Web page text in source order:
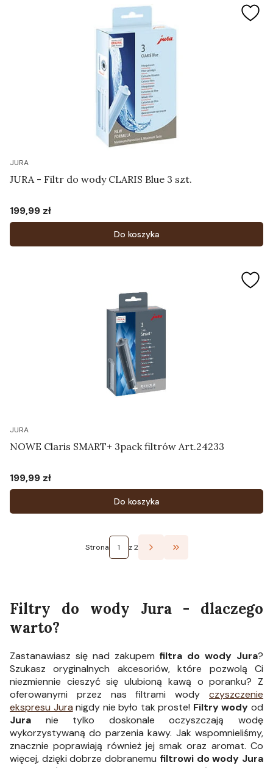
JURA
JURA - Filtr do wody CLARIS Blue 3 szt.
Cena
199,99 zł
Do koszyka
JURA
NOWE Claris SMART+ 3pack filtrów Art.24233
Cena
199,99 zł
Do koszyka
Strona z 2 Przejdź do ostatniej
Filtry do wody Jura - dlaczego
warto?
Zastanawiasz się nad zakupem filtra do wody Jura?
Szukasz oryginalnych akcesoriów, które pozwolą Ci
niezmiennie cieszyć się ulubioną kawą o poranku? Z
oferowanymi przez nas filtrami wody czyszczenie
ekspresu Jura nigdy nie było tak proste! Filtry wody od
Jura nie tylko doskonale oczyszczają wodę
wykorzystywaną do parzenia kawy. Jak wspomnieliśmy,
znacznie poprawiają również jej smak oraz aromat. Co
więcej, dzięki dobrze dobranemu filtrowi do wody Jura